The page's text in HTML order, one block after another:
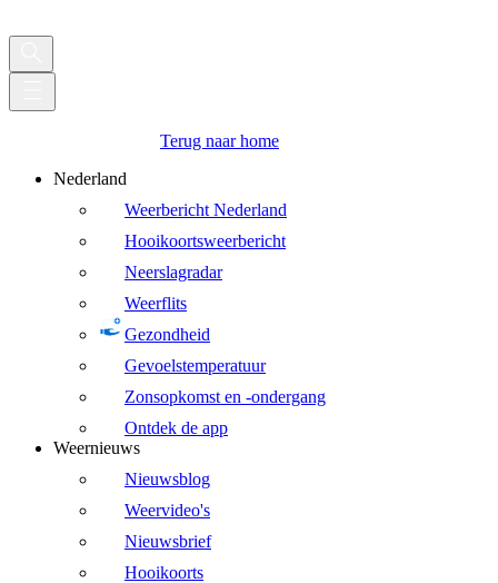
Terug naar home
Nederland
Weerbericht Nederland
Hooikoortsweerbericht
Neerslagradar
Weerflits
Gezondheid
Gevoelstemperatuur
Zonsopkomst en -ondergang
Ontdek de app
Weernieuws
Nieuwsblog
Weervideo's
Nieuwsbrief
Hooikoorts